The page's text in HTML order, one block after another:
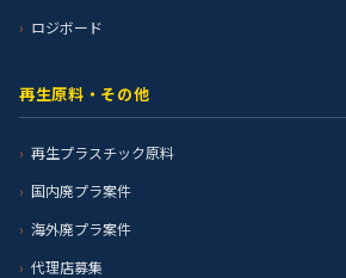
ロジボード
再生原料・その他
再生プラスチック原料
国内廃プラ案件
海外廃プラ案件
代理店募集